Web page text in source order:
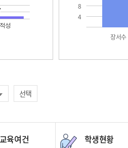
4
8
장서수
선택
교육여건 학생현황